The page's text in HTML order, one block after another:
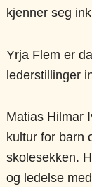
kjenner seg
Yrja Flem er
lederstillinger
Matias Hilmar
kultur for barn
skolesekken.
og ledelse